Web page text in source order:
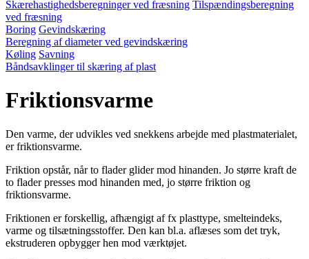
Skærehastighedsberegninger ved fræsning Tilspændingsberegning
ved fræsning
Boring Gevindskæring
Beregning af diameter ved gevindskæring
Køling Savning
Båndsavklinger til skæring af plast
Friktionsvarme
Den varme, der udvikles ved snekkens arbejde med plastmaterialet,
er friktions­varme.
Friktion opstår, når to flader glider mod hinanden. Jo større kraft de
to flader presses mod hinanden med, jo større friktion og
friktionsvarme.
Friktionen er forskellig, afhængigt af fx plasttype, smelteindeks,
varme og tilsætningsstoffer. Den kan bl.a. aflæses som det tryk,
ekstruderen opbygger hen mod værktøjet.